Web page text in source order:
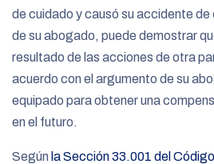
de cuidado y causó su accidente de
de su abogado, puede demostrar
resultado de las acciones de otra
acuerdo con el argumento de su
equipado para obtener una
en el futuro.
Según la Sección 33.001 del